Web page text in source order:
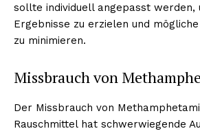
sollte individuell angepasst werden,
Ergebnisse zu erzielen und
zu minimieren.
Missbrauch von
Der Missbrauch von
Rauschmittel hat schwerwiegende